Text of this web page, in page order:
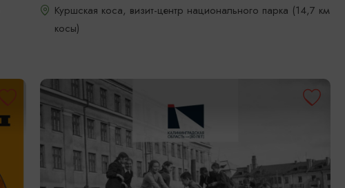
Куршская коса, визит-центр национального парка (14,7 км
косы)